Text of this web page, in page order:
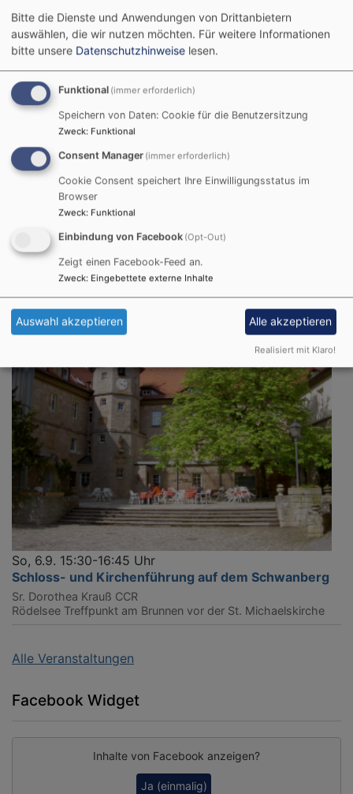
So, 16.8. 17:30-20 Uhr
Musikantentreffen auf dem Schwanberg
Sr. Dorothea Krauß CCR
Rödelsee
St. Michaelskirche, Schwanberg
So, 6.9. 15:30-16:45 Uhr
Schloss- und Kirchenführung auf dem Schwanberg
Sr. Dorothea Krauß CCR
Rödelsee Treffpunkt am Brunnen vor der St. Michaelskirche
Alle Veranstaltungen
Facebook Widget
Inhalte von Facebook anzeigen?
Ja (einmalig)
Bitte die Dienste und Anwendungen von Drittanbietern
auswählen, die wir nutzen möchten. Für weitere Informationen
bitte unsere Datenschutzhinweise lesen.
Funktional (immer erforderlich)
Speichern von Daten: Cookie für die Benutzersitzung
Zweck: Funktional
Consent Manager (immer erforderlich)
Cookie Consent speichert Ihre Einwilligungsstatus im
Browser
Zweck: Funktional
Einbindung von Facebook (Opt-Out)
Zeigt einen Facebook-Feed an.
Zweck: Eingebettete externe Inhalte
Auswahl akzeptieren Alle akzeptieren
Realisiert mit Klaro!